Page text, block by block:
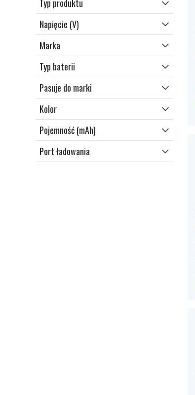
zabezpieczenie realizowane jest przez
zewnętrzny sterownik.
Zamów baterie 18650 wygodnie online w
BateriaPro – szybka dostawa, atrakcyjne
ceny XX zł oraz bezpieczne zakupy
internetowe!
Typ produktu
Napięcie (V)
Marka
Typ baterii
Pasuje do marki
Kolor
Pojemność (mAh)
Port ładowania